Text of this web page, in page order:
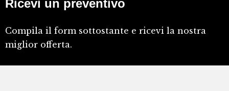
Ricevi un preventivo
Compila il form sottostante e ricevi la nostra
miglior offerta.